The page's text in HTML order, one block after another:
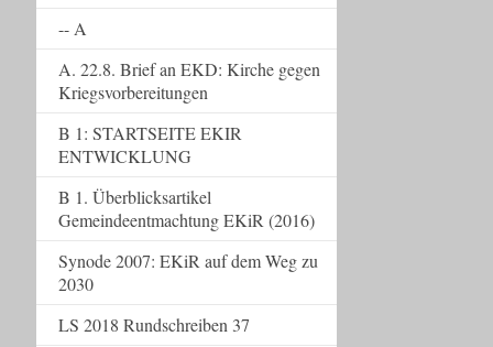
-- A
A. 22.8. Brief an EKD: Kirche gegen
Kriegsvorbereitungen
B 1: STARTSEITE EKIR
ENTWICKLUNG
B 1. Überblicksartikel
Gemeindeentmachtung EKiR (2016)
Synode 2007: EKiR auf dem Weg zu
2030
LS 2018 Rundschreiben 37